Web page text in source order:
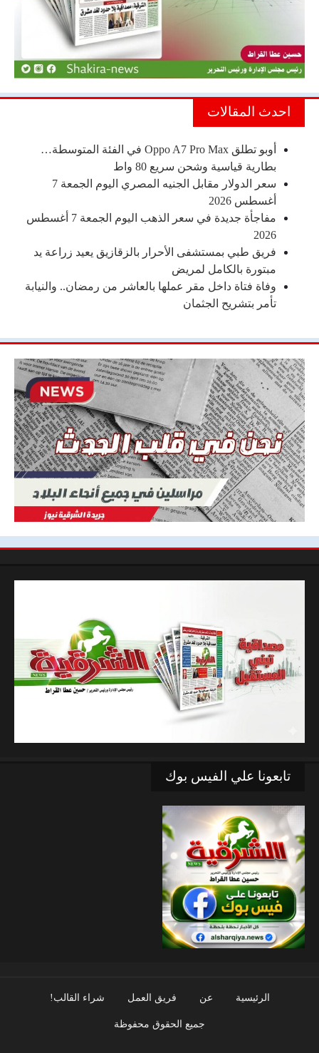
احدث المقالات
أوبو تطلق Oppo A7 Pro Max في الفئة المتوسطة…
بطارية قياسية وشحن سريع 80 واط
سعر الدولار مقابل الجنيه المصري اليوم الجمعة 7
أغسطس 2026
مفاجأة جديدة في سعر الذهب اليوم الجمعة 7 أغسطس
2026
فريق طبي بمستشفى الأحرار بالزقازيق يعيد زراعة يد
مبتورة بالكامل لمريض
وفاة فتاة داخل مقر عملها بالعاشر من رمضان.. والنيابة
تأمر بتشريح الجثمان
تابعونا علي الفيس بوك
الرئيسية عن فريق العمل شراء القالب!
جميع الحقوق محفوظة